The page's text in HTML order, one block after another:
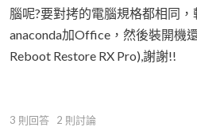
腦呢?要對拷的電腦規格都相同
anaconda加Office，然後裝開機
Reboot Restore RX Pro),謝謝!!
3 則回答 2 則討論